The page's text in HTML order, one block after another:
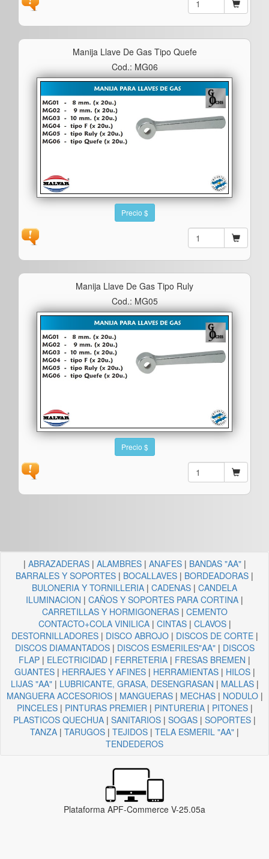
Manija Llave De Gas Tipo Quefe
Cod.: MG06
Precio $
Manija Llave De Gas Tipo Ruly
Cod.: MG05
Precio $
| ABRAZADERAS| ALAMBRES| ANAFES| BANDAS "AA"|
BARRALES Y SOPORTES | BOCALLAVES | BORDEADORAS |
BULONERIA Y TORNILLERIA | CADENAS | CANDELA
ILUMINACION | CAÑOS Y SOPORTES PARA CORTINA |
CARRETILLAS Y HORMIGONERAS| CEMENTO
CONTACTO+COLA VINILICA| CINTAS| CLAVOS|
DESTORNILLADORES| DISCO ABROJO| DISCOS DE CORTE|
DISCOS DIAMANTADOS| DISCOS ESMERILES"AA"| DISCOS
FLAP | ELECTRICIDAD | FERRETERIA | FRESAS BREMEN |
GUANTES| HERRAJES Y AFINES| HERRAMIENTAS| HILOS|
LIJAS "AA"| LUBRICANTE, GRASA, DESENGRASAN | MALLAS|
MANGUERA ACCESORIOS| MANGUERAS| MECHAS| NODULO|
PINCELES| PINTURAS PREMIER | PINTURERIA| PITONES|
PLASTICOS QUECHUA | SANITARIOS | SOGAS | SOPORTES |
TANZA | TARUGOS | TEJIDOS | TELA ESMERIL "AA" |
TENDEDEROS
Plataforma APF-Commerce V-25.05a